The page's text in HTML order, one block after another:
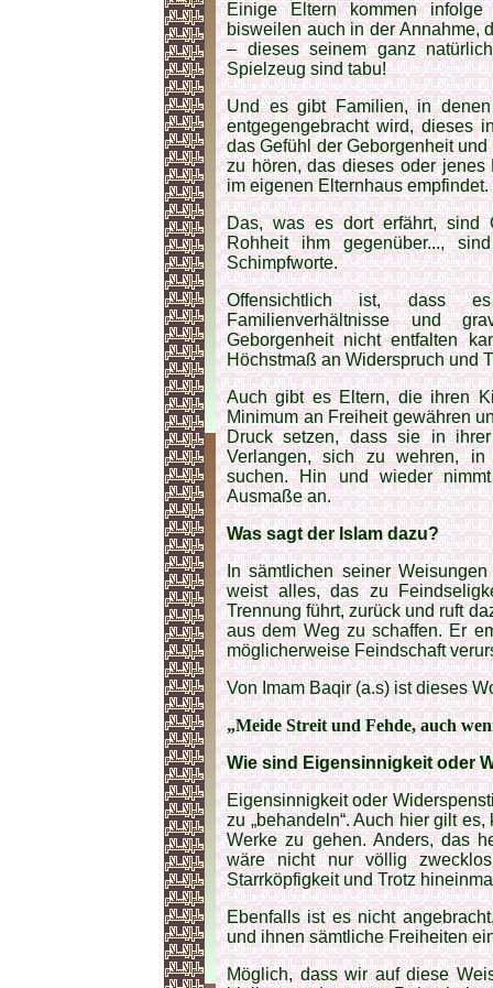
Einige Eltern kommen
bisweilen auch in der Annahme,
– dieses seinem ganz
Spielzeug sind tabu!
Und es gibt Familien, in
entgegengebracht wird, dieses
das Gefühl der Geborgenheit
zu hören, das dieses oder jenes
im eigenen Elternhaus empfindet.
Das, was es dort erfährt, sind
Rohheit ihm gegenüber...,
Schimpfworte.
Offensichtlich ist, dass
Familienverhältnisse und
Geborgenheit nicht entfalten
Höchstmaß an Widerspruch und
Auch gibt es Eltern, die ihren
Minimum an Freiheit gewähren
Druck setzen, dass sie in
Verlangen, sich zu wehren, in
suchen. Hin und wieder nimmt
Ausmaße an.
Was sagt der Islam dazu?
In sämtlichen seiner
weist alles, das zu
Trennung führt, zurück und ruft
aus dem Weg zu schaffen. Er
möglicherweise Feindschaft
Von Imam Baqir (a.s) ist dieses
„Meide Streit und Fehde, auch
Wie sind Eigensinnigkeit oder
Eigensinnigkeit oder
zu „behandeln“. Auch hier gilt
Werke zu gehen. Anders, das
wäre nicht nur völlig
Starrköpfigkeit und Trotz
Ebenfalls ist es nicht
und ihnen sämtliche Freiheiten
Möglich, dass wir auf diese